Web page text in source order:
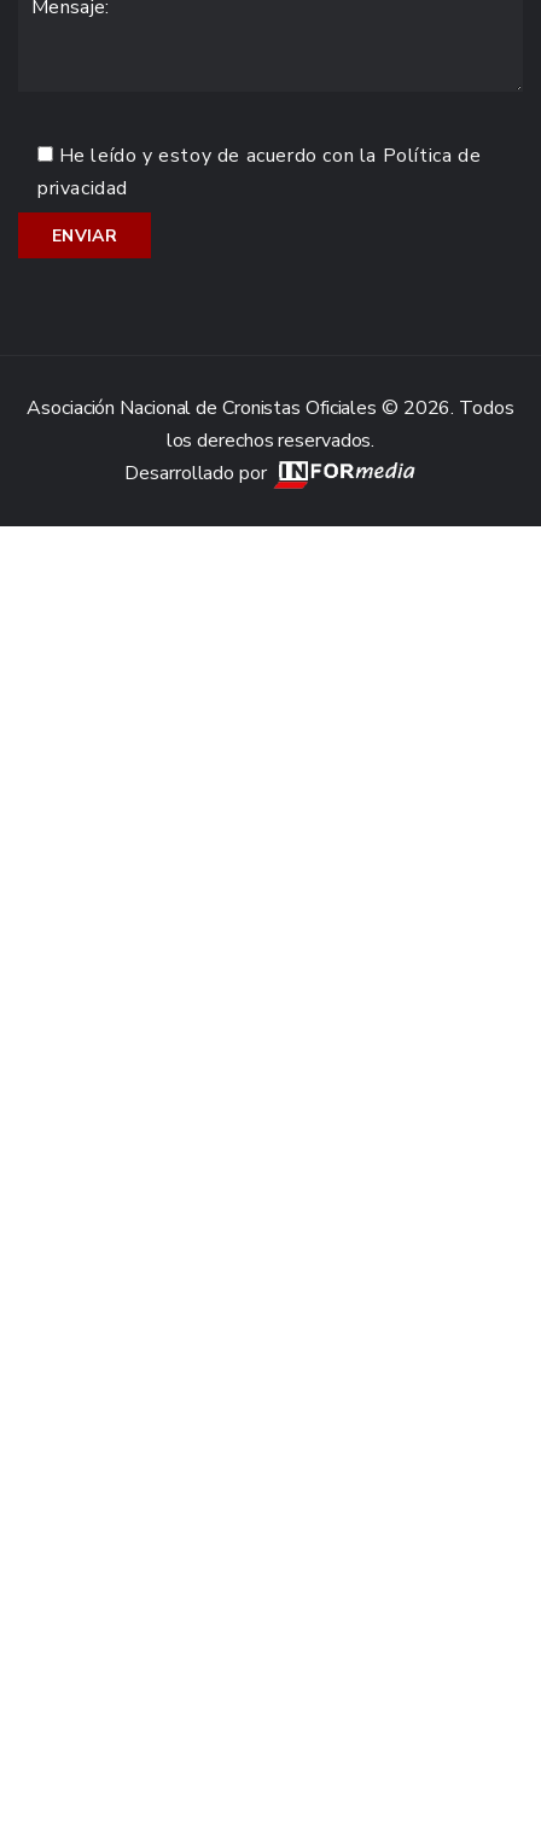
He leído y estoy de acuerdo con la Política de
privacidad
Asociación Nacional de Cronistas Oficiales © 2026. Todos
los derechos reservados.
Desarrollado por